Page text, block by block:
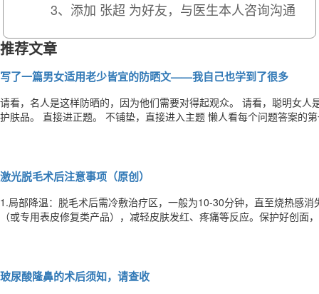
3、添加 张超 为好友，与医生本人咨询沟通
推荐文章
写了一篇男女适用老少皆宜的防晒文——我自己也学到了很多
​请看，名人是这样防晒的，因为他们需要对得起观众。 请看，聪明女人是这样防晒的，因为她们知道防晒霜才是最省钱的
护肤品。 直接进正题。 不铺垫，直接进入主题 懒人看每个问题答案的第一句就够了。 1、要不要防晒 要。男女老幼都要
激光脱毛术后注意事项（原创）
1.局部降温：脱毛术后需冷敷治疗区，一般为10-30分钟，直至烧热感
（或专用表皮修复类产品），减轻皮肤发红、疼痛等反应。保护好创
玻尿酸隆鼻的术后须知，请查收